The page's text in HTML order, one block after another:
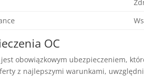
OC
jest obowiązkowym ubezpieczeniem,
z najlepszymi warunkami,